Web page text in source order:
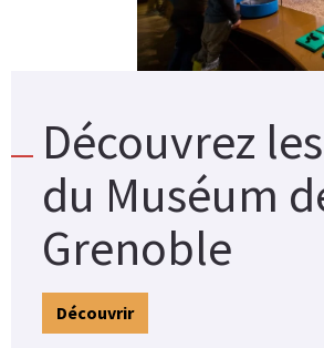
Découvrez
du Muséum
Grenoble
Découvrir